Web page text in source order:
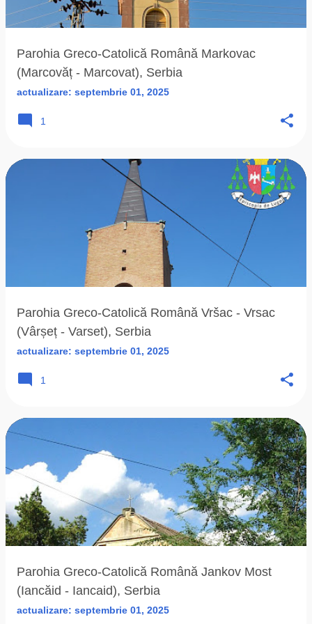
r
Parohia Greco-Catolică Română Markovac
(Marcovăț - Marcovat), Serbia
actualizare: septembrie 01, 2025
1
Parohia Greco-Catolică Română Vršac - Vrsac
(Vârșeț - Varset), Serbia
actualizare: septembrie 01, 2025
1
Parohia Greco-Catolică Română Jankov Most
(Iancăid - Iancaid), Serbia
actualizare: septembrie 01, 2025